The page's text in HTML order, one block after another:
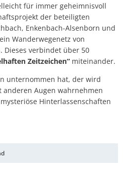
für immer geheimnisvoll
der beteiligten
Enkenbach-Alsenborn und
Wanderwegenetz von
Dieses verbindet über 50
Zeitzeichen“ miteinander.
unternommen hat, der wird
Augen wahrnehmen
Hinterlassenschaften